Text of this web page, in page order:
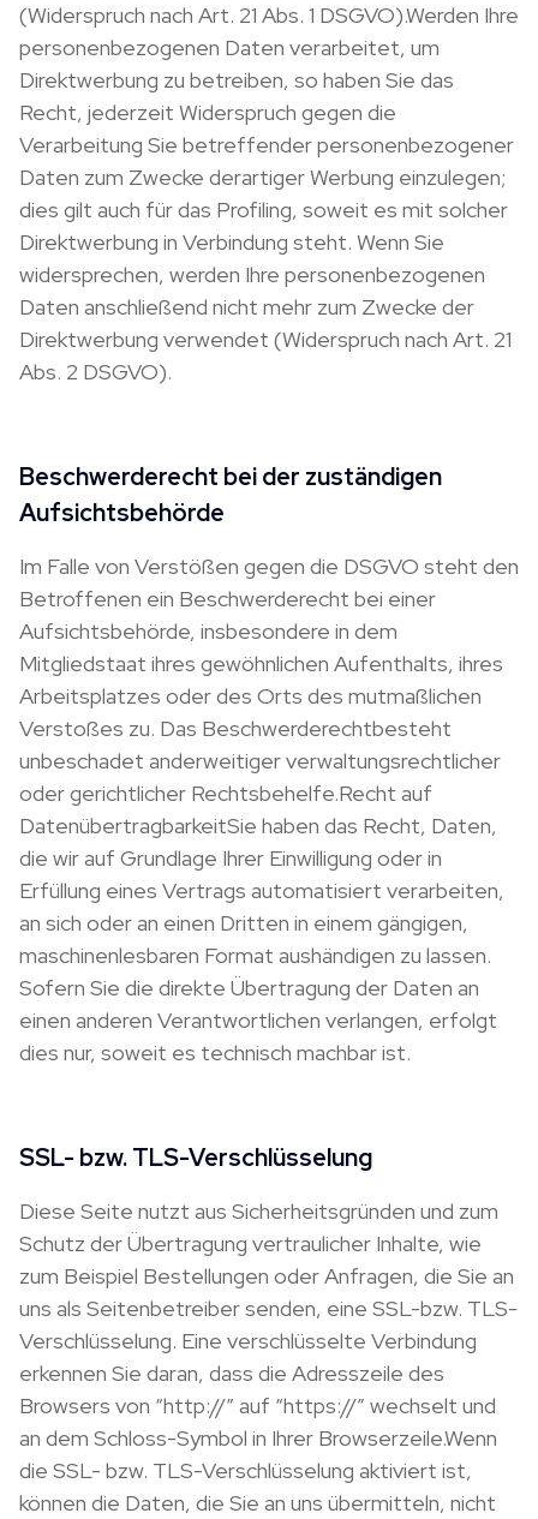
(Widerspruch nach Art. 21 Abs. 1 DSGVO).Werden Ihre
personenbezogenen Daten verarbeitet, um
Direktwerbung zu betreiben, so haben Sie das
Recht, jederzeit Widerspruch gegen die
Verarbeitung Sie betreffender personenbezogener
Daten zum Zwecke derartiger Werbung einzulegen;
dies gilt auch für das Profiling, soweit es mit solcher
Direktwerbung in Verbindung steht. Wenn Sie
widersprechen, werden Ihre personenbezogenen
Daten anschließend nicht mehr zum Zwecke der
Direktwerbung verwendet (Widerspruch nach Art. 21
Abs. 2 DSGVO).
Beschwerderecht bei der zuständigen
Aufsichtsbehörde
Im Falle von Verstößen gegen die DSGVO steht den
Betroffenen ein Beschwerderecht bei einer
Aufsichtsbehörde, insbesondere in dem
Mitgliedstaat ihres gewöhnlichen Aufenthalts, ihres
Arbeitsplatzes oder des Orts des mutmaßlichen
Verstoßes zu. Das Beschwerderechtbesteht
unbeschadet anderweitiger verwaltungsrechtlicher
oder gerichtlicher Rechtsbehelfe.Recht auf
DatenübertragbarkeitSie haben das Recht, Daten,
die wir auf Grundlage Ihrer Einwilligung oder in
Erfüllung eines Vertrags automatisiert verarbeiten,
an sich oder an einen Dritten in einem gängigen,
maschinenlesbaren Format aushändigen zu lassen.
Sofern Sie die direkte Übertragung der Daten an
einen anderen Verantwortlichen verlangen, erfolgt
dies nur, soweit es technisch machbar ist.
SSL- bzw. TLS-Verschlüsselung
Diese Seite nutzt aus Sicherheitsgründen und zum
Schutz der Übertragung vertraulicher Inhalte, wie
zum Beispiel Bestellungen oder Anfragen, die Sie an
uns als Seitenbetreiber senden, eine SSL-bzw. TLS-
Verschlüsselung. Eine verschlüsselte Verbindung
erkennen Sie daran, dass die Adresszeile des
Browsers von “http://” auf “https://” wechselt und
an dem Schloss-Symbol in Ihrer Browserzeile.Wenn
die SSL- bzw. TLS-Verschlüsselung aktiviert ist,
können die Daten, die Sie an uns übermitteln, nicht